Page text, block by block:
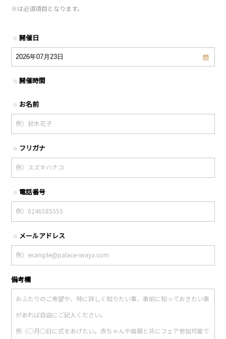
※は必須項目となります。
※ 開催日
※ 開催時間
※ お名前
※ フリガナ
※ 電話番号
※ メールアドレス
備考欄